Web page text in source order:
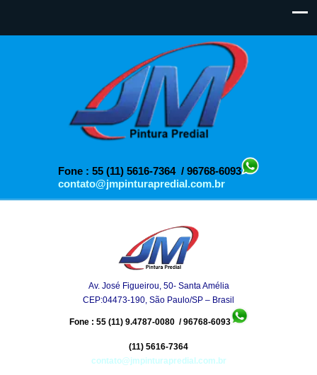
Fone : 55 (11) 5616-7364 / 96768-6093
contato@jmpinturapredial.com.br
Av. José Figueirou, 50- Santa Amélia
CEP:04473-190, São Paulo/SP – Brasil
Fone : 55 (11) 9.4787-0080 / 96768-6093
(11) 5616-7364
contato@jmpinturapredial.com.br